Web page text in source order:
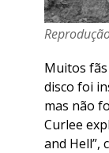
Muitos fãs
disco foi
mas não
Curlee
and Hell”,